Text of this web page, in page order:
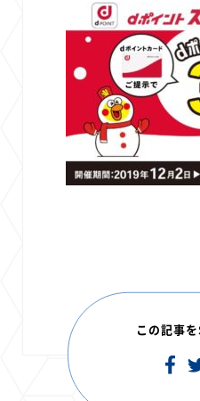
この記事